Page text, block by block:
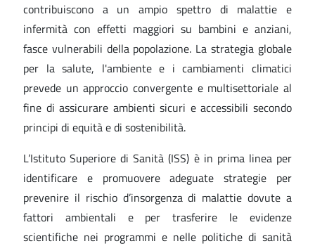
contribuiscono a un ampio spettro di malattie e
infermità con effetti maggiori su bambini e anziani,
fasce vulnerabili della popolazione. La strategia globale
per la salute, l'ambiente e i cambiamenti climatici
prevede un approccio convergente e multisettoriale al
fine di assicurare ambienti sicuri e accessibili secondo
principi di equità e di sostenibilità.
L’Istituto Superiore di Sanità (ISS) è in prima linea per
identificare e promuovere adeguate strategie per
prevenire il rischio d’insorgenza di malattie dovute a
fattori ambientali e per trasferire le evidenze
scientifiche nei programmi e nelle politiche di sanità